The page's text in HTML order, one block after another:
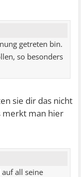
getreten bin.
so besonders
sie dir das nicht
merkt man hier
all seine